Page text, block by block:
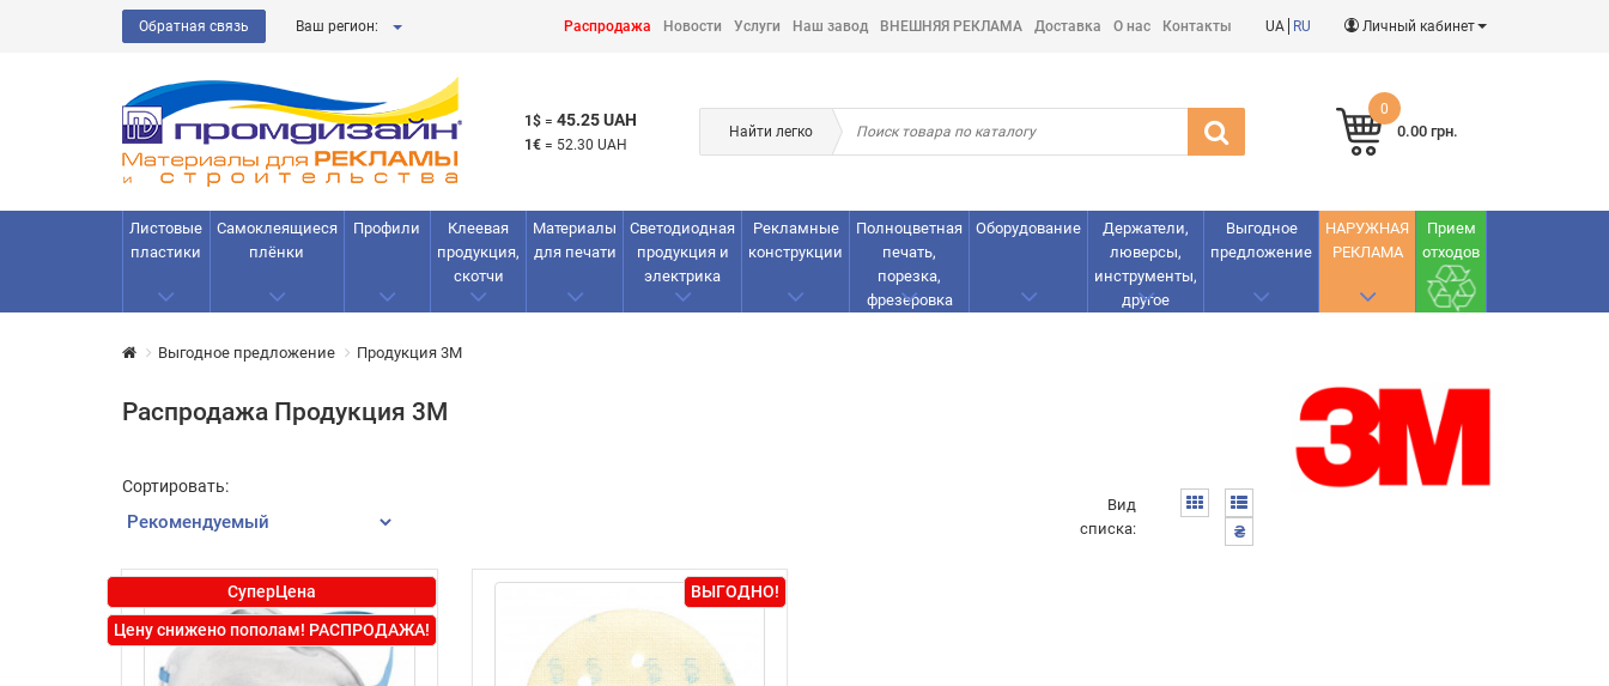
Обратная связь Ваш регион: Распродажа Новости Услуги Наш завод ВНЕШНЯЯ РЕКЛАМА Доставка О нас Контакты UA RU Личный кабинет
1$ = 45.25 UAH
1€ = 52.30 UAH
Найти легко
0
0.00 грн.
Листовые
пластики
Самоклеящиеся
плёнки
Профили
Клеевая
продукция,
скотчи
Материалы
для печати
Светодиодная
продукция и
электрика
Рекламные
конструкции
Полноцветная
печать,
порезка,
фрезеровка
Оборудование
Держатели,
люверсы,
инструменты,
другое
Выгодное
предложение
НАРУЖНАЯ
РЕКЛАМА
Прием
отходов
Выгодное предложение Продукция 3М
Распродажа Продукция 3М
Сортировать:
Вид
списка:
₴
СуперЦена
Цену снижено пополам! РАСПРОДАЖА!
ВЫГОДНО!